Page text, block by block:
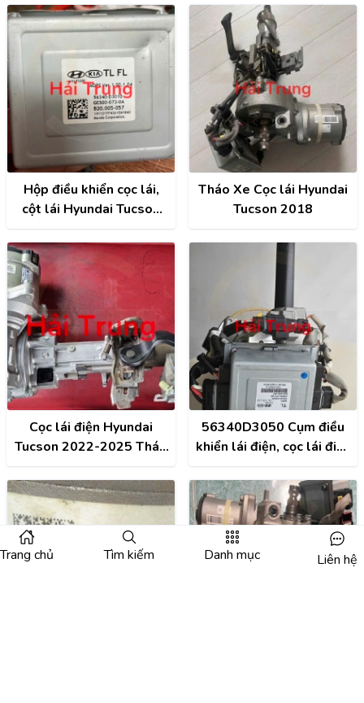
56340D3010
Hộp điều khiển cọc lái,
cột lái Hyundai Tucson
56340D3010
Tháo Xe Cọc lái Hyundai
Tucson 2018
Cọc lái điện Hyundai
Tucson 2022-2025 Tháo
56340D3050 Cụm điều
khiển lái điện, cọc lái điện
2020 Tháo Xe
Trang chủ Tìm kiếm Danh mục Liên hệ